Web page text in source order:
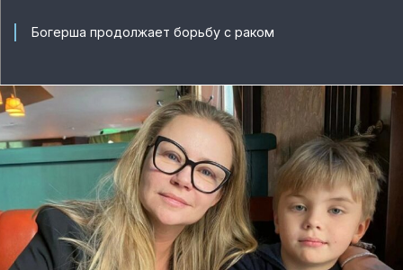
Богерша продолжает борьбу с раком